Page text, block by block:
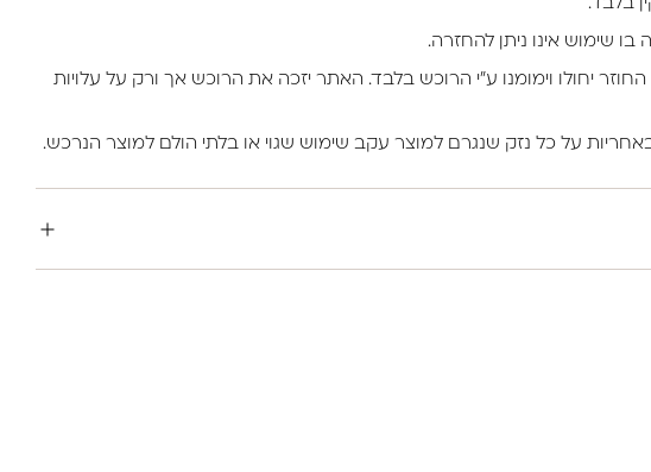
בלבד.
שימוש אינו ניתן להחזרה.
יחולו וימומנו ע”י הרוכש בלבד. האתר יזכה את הרוכש אך ורק על עלויות
על כל נזק שנגרם למוצר עקב שימוש שגוי או בלתי הולם למוצר הנרכש.